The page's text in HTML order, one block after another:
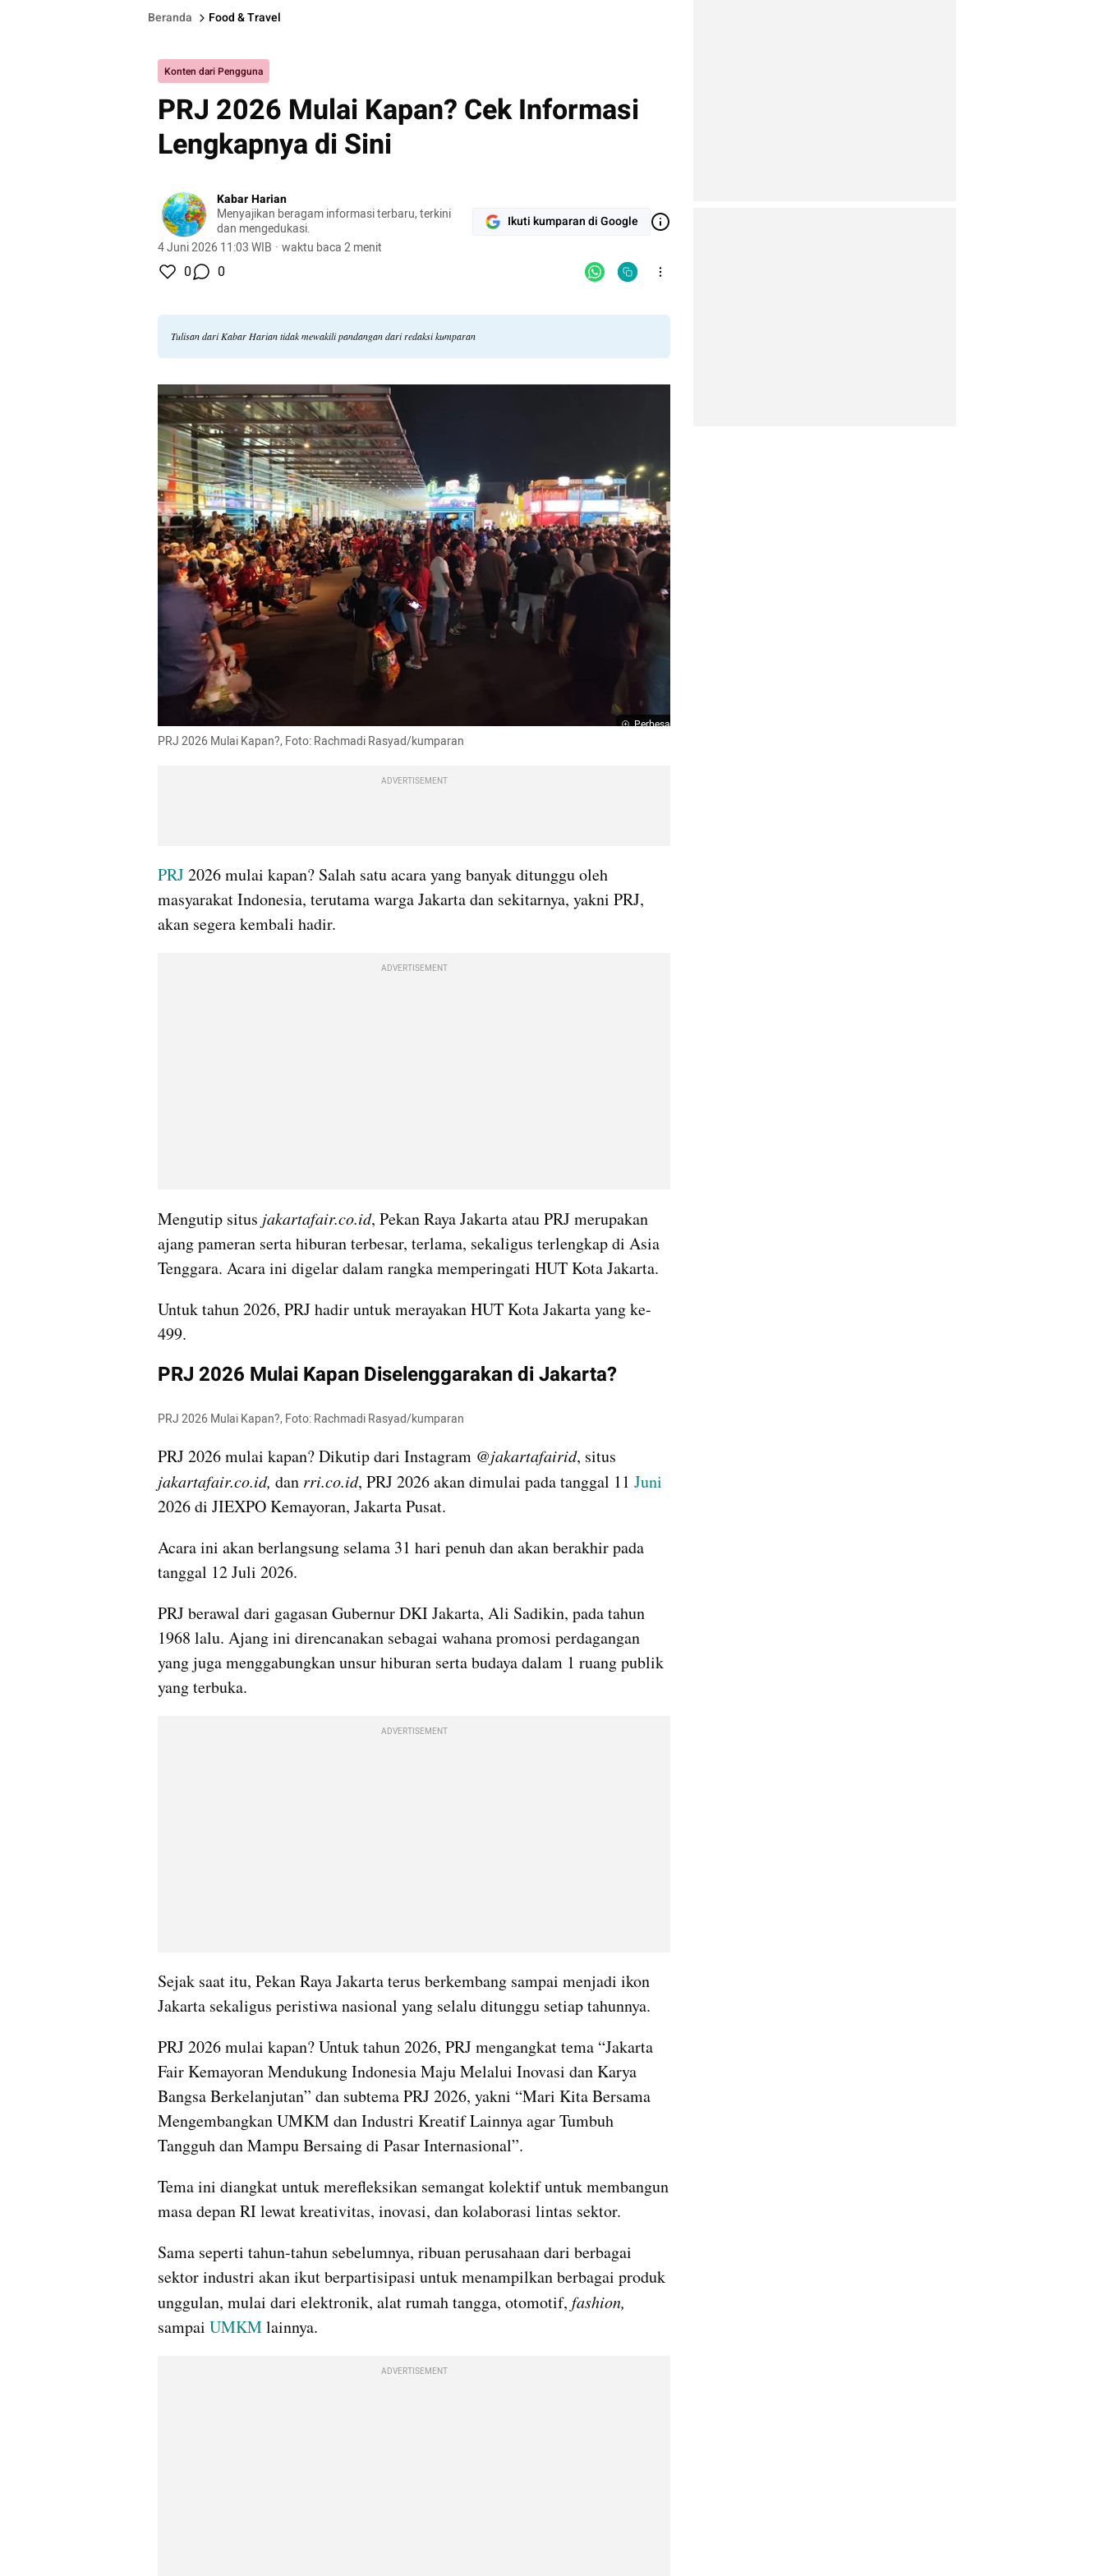
Beranda Food & Travel
Konten dari Pengguna
PRJ 2026 Mulai Kapan? Cek Informasi
Lengkapnya di Sini
Kabar Harian
Menyajikan beragam informasi terbaru, terkini
dan mengedukasi.
4 Juni 2026 11:03 WIB · waktu baca 2 menit
Ikuti kumparan di Google
0 0
Tulisan dari Kabar Harian tidak mewakili pandangan dari redaksi kumparan
Perbesar
PRJ 2026 Mulai Kapan?, Foto: Rachmadi Rasyad/kumparan
ADVERTISEMENT
PRJ 2026 mulai kapan? Salah satu acara yang banyak ditunggu oleh
masyarakat Indonesia, terutama warga Jakarta dan sekitarnya, yakni PRJ,
akan segera kembali hadir.
ADVERTISEMENT
Mengutip situs jakartafair.co.id, Pekan Raya Jakarta atau PRJ merupakan
ajang pameran serta hiburan terbesar, terlama, sekaligus terlengkap di Asia
Tenggara. Acara ini digelar dalam rangka memperingati HUT Kota Jakarta.
Untuk tahun 2026, PRJ hadir untuk merayakan HUT Kota Jakarta yang ke-
499.
PRJ 2026 Mulai Kapan Diselenggarakan di Jakarta?
PRJ 2026 Mulai Kapan?, Foto: Rachmadi Rasyad/kumparan
PRJ 2026 mulai kapan? Dikutip dari Instagram @jakartafairid
jakartafair.co.id, dan rri.co.id, PRJ 2026 akan dimulai pada tanggal 11 Juni
2026 di JIEXPO Kemayoran, Jakarta Pusat.
Acara ini akan berlangsung selama 31 hari penuh dan akan berakhir pada
tanggal 12 Juli 2026.
PRJ berawal dari gagasan Gubernur DKI Jakarta, Ali Sadikin, pada tahun
1968 lalu. Ajang ini direncanakan sebagai wahana promosi perdagangan
yang juga menggabungkan unsur hiburan serta budaya dalam 1 ruang publik
yang terbuka.
ADVERTISEMENT
Sejak saat itu, Pekan Raya Jakarta terus berkembang sampai menjadi ikon
Jakarta sekaligus peristiwa nasional yang selalu ditunggu setiap tahunnya.
PRJ 2026 mulai kapan? Untuk tahun 2026, PRJ mengangkat tema “Jakarta
Fair Kemayoran Mendukung Indonesia Maju Melalui Inovasi dan Karya
Bangsa Berkelanjutan” dan subtema PRJ 2026, yakni “Mari Kita Bersama
Mengembangkan UMKM dan Industri Kreatif Lainnya agar Tumbuh
Tangguh dan Mampu Bersaing di Pasar Internasional”.
Tema ini diangkat untuk merefleksikan semangat kolektif untuk membangun
masa depan RI lewat kreativitas, inovasi, dan kolaborasi lintas sektor.
Sama seperti tahun-tahun sebelumnya, ribuan perusahaan dari berbagai
sektor industri akan ikut berpartisipasi untuk menampilkan berbagai produk
unggulan, mulai dari elektronik, alat rumah tangga, otomotif, fashion,
sampai UMKM lainnya.
ADVERTISEMENT